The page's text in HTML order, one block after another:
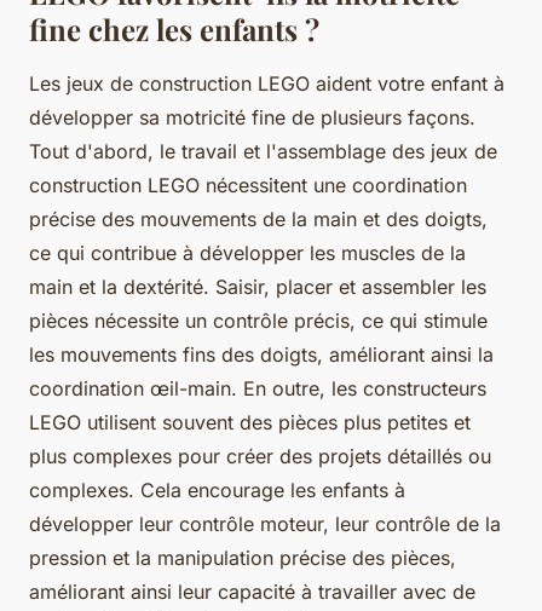
fine chez les enfants ?
Les jeux de construction LEGO aident votre enfant à
développer sa motricité fine de plusieurs façons.
Tout d'abord, le travail et l'assemblage des jeux de
construction LEGO nécessitent une coordination
précise des mouvements de la main et des doigts,
ce qui contribue à développer les muscles de la
main et la dextérité. Saisir, placer et assembler les
pièces nécessite un contrôle précis, ce qui stimule
les mouvements fins des doigts, améliorant ainsi la
coordination œil-main. En outre, les constructeurs
LEGO utilisent souvent des pièces plus petites et
plus complexes pour créer des projets détaillés ou
complexes. Cela encourage les enfants à
développer leur contrôle moteur, leur contrôle de la
pression et la manipulation précise des pièces,
améliorant ainsi leur capacité à travailler avec de